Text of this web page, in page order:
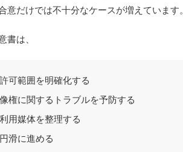
意だけでは不十分なケースが増えています。
書は、
可範囲を明確化する
権に関するトラブルを予防する
用媒体を整理する
滑に進める